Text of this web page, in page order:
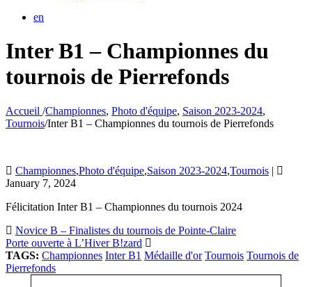
en
Inter B1 – Championnes du
tournois de Pierrefonds
Accueil /Championnes, Photo d'équipe, Saison 2023-2024,
Tournois/Inter B1 – Championnes du tournois de Pierrefonds
Championnes,Photo d'équipe,Saison 2023-2024,Tournois |
January 7, 2024
Félicitation Inter B1 – Championnes du tournois 2024
Novice B – Finalistes du tournois de Pointe-Claire
Porte ouverte à L’Hiver B!zard
TAGS: Championnes Inter B1 Médaille d'or Tournois Tournois de
Pierrefonds